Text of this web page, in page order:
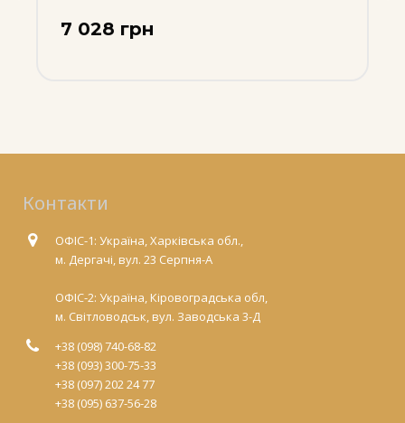
7 028 грн
Контакти
ОФІС-1: Україна, Харківська обл.,
м. Дергачі, вул. 23 Серпня-А
ОФІС-2: Україна, Кіровоградська обл,
м. Світловодськ, вул. Заводська 3-Д
+38 (098) 740-68-82
+38 (093) 300-75-33
+38 (097) 202 24 77
+38 (095) 637-56-28